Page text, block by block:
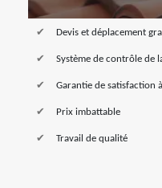
Devis et déplacement
Système de contrôle de
Garantie de satisfaction
Prix imbattable
Travail de qualité